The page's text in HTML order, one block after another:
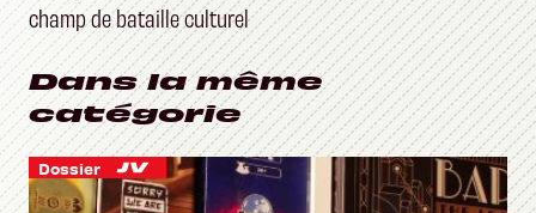
champ de bataille culturel
Dans la même
catégorie
Dossier